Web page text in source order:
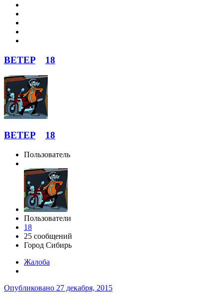
BETEP 18
BETEP 18
Пользователь
Пользователи
18
25 сообщений
Город Сибирь
Жалоба
Опубликовано 27 декабря, 2015